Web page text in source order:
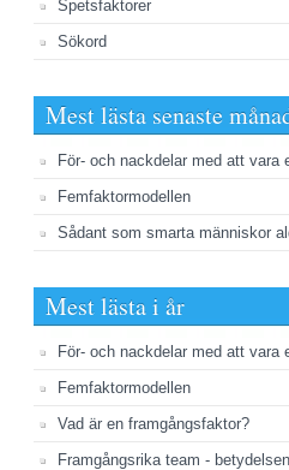
Spetsfaktorer
Sökord
Mest lästa senaste
För- och nackdelar med att vara
Femfaktormodellen
Sådant som smarta människor
Mest lästa i år
För- och nackdelar med att vara
Femfaktormodellen
Vad är en framgångsfaktor?
Framgångsrika team -